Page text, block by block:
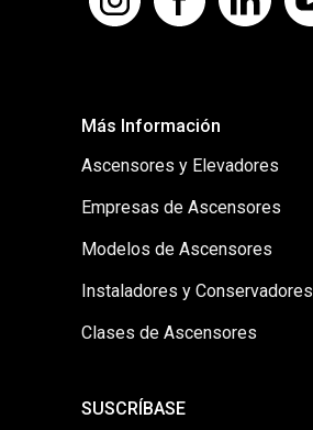
Más Información
Ascensores y Elevadores
Empresas de Ascensores
Modelos de Ascensores
Instaladores y Conservadores
Clases de Ascensores
SUSCRÍBASE